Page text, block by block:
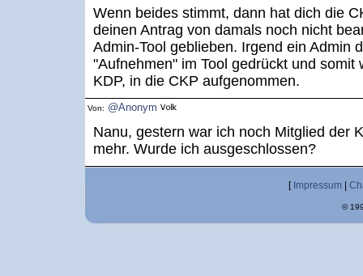
Wenn beides stimmt, dann hat dich die
deinen Antrag von damals noch nicht
Admin-Tool geblieben. Irgend ein Admin
"Aufnehmen" im Tool gedrückt und somit
KDP, in die CKP aufgenommen.
Von: @Anonym
Nanu, gestern war ich noch Mitglied der
mehr. Wurde ich ausgeschlossen?
[ Impressum
©